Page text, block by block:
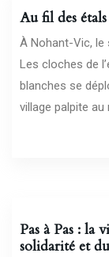
Au fil des
À Nohant-Vic, le
Les cloches de
blanches se
village palpite au
Pas à Pas : la
solidarité et